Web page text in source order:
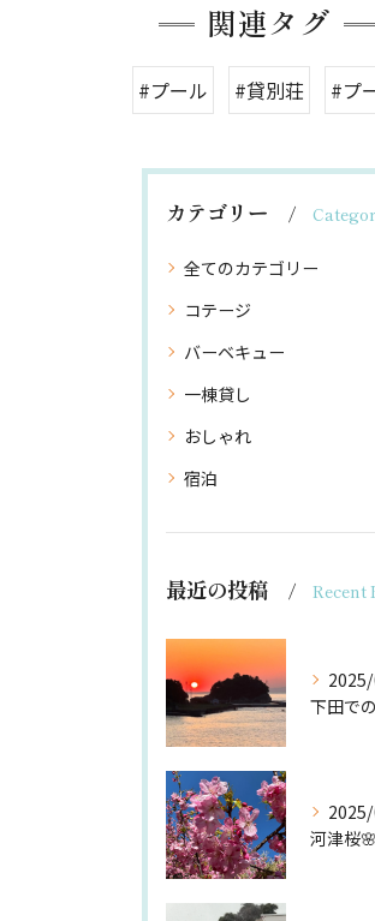
関連タグ
#プール #貸別荘 #プ
カテゴリー
全てのカテゴリー
コテージ
バーベキュー
一棟貸し
おしゃれ
宿泊
最近の投稿 Recent